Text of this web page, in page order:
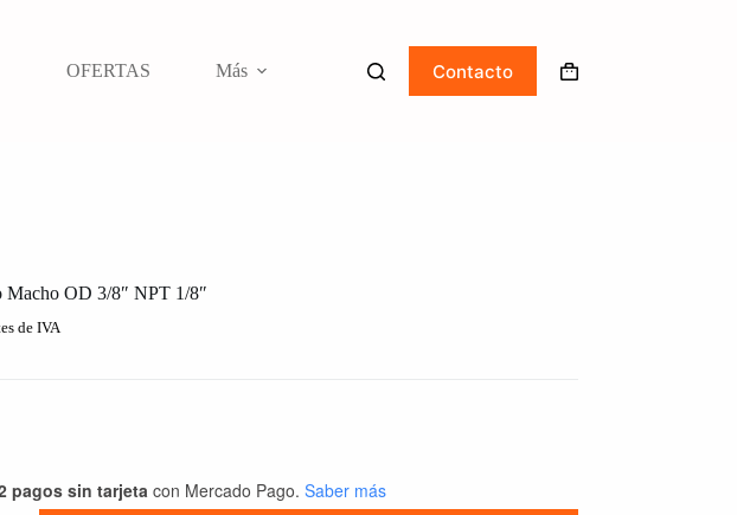
OFERTAS Más Contacto
Carro
Macho OD 3/8″ NPT 1/8″
de IVA
pagos sin tarjeta con Mercado Pago. Saber más